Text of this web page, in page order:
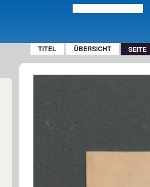
TITEL ÜBERSICHT SEITE